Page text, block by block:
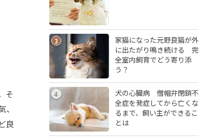
そ
良
3
家猫になった元野良猫が外
に出たがり鳴き続ける 完
全室内飼育でどう寄り添
う？
4
犬の心臓病 僧帽弁閉鎖不
全症を発症してから亡くな
るまで、飼い主ができるこ
とは